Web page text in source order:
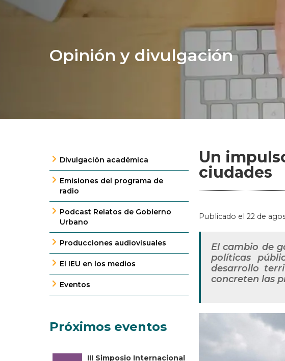
Opinión y divulgación
Divulgación académica
Emisiones del programa de
radio
Podcast Relatos de Gobierno
Urbano
Producciones audiovisuales
El IEU en los medios
Eventos
Próximos eventos
III Simposio Internacional
Un
ciudades
Publicado el 22 de
El cambio de
políticas
desarrollo
concreten las